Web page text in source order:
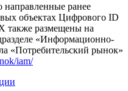
ранее
объектах Цифрового ID
также размещены на
«Информационно-
«Потребительский рынок»
iam/